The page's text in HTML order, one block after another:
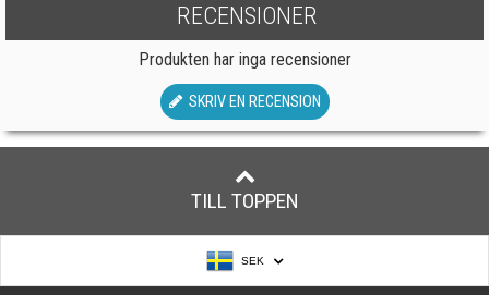
RECENSIONER
Produkten har inga recensioner
SKRIV EN RECENSION
TILL TOPPEN
SEK